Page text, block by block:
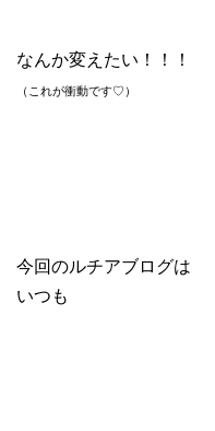
なんか変えたい！！！
（これが衝動です♡）
今回のルチアブログは
いつも